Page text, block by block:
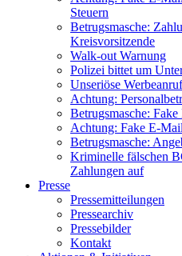
Steuern
Betrugsmasche:
Kreisvorsitzende
Walk-out Warnung
Polizei bittet um
Unseriöse
Achtung:
Betrugsmasche:
Achtung: Fake E-
Betrugsmasche:
Kriminelle fälschen
Zahlungen auf
Presse
Pressemitteilungen
Pressearchiv
Pressebilder
Kontakt